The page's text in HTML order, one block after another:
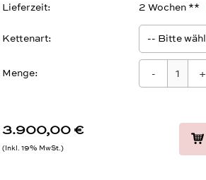
3.900,00 €
Inkl. 19% MwSt.
Lieferzeit 2 Wochen **
Kettenart
Menge: - +